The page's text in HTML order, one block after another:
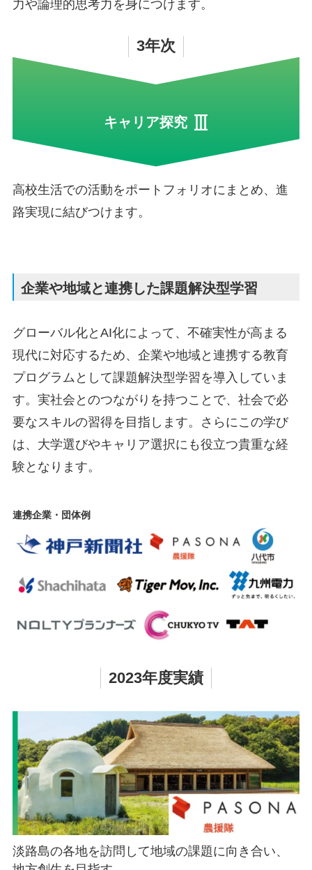
力や論理的思考力を身につけます。
3年次
キャリア探究
高校生活での活動をポートフォリオにまとめ、進
路実現に結びつけます。
企業や地域と連携した課題解決型学習
グローバル化とAI化によって、不確実性が高まる
現代に対応するため、企業や地域と連携する教育
プログラムとして課題解決型学習を導入していま
す。実社会とのつながりを持つことで、社会で必
要なスキルの習得を目指します。さらにこの学び
は、大学選びやキャリア選択にも役立つ貴重な経
験となります。
連携企業・団体例
2023年度実績
「い草」と「畳」の持続可能な発展へ向けた課題